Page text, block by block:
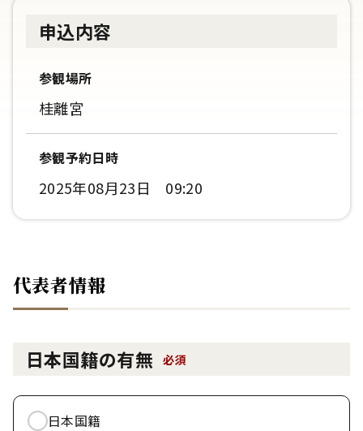
申込内容
参観場所
桂離宮
参観予約日時
2025年08月23日 09:20
代表者情報
日本国籍の有無 必須
日本国籍